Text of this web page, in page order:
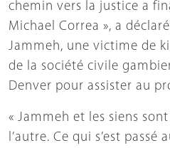
chemin vers la justice a
Michael Correa », a
Jammeh, une victime de
de la société civile
Denver pour assister au
« Jammeh et les siens
l’autre. Ce qui s’est passé